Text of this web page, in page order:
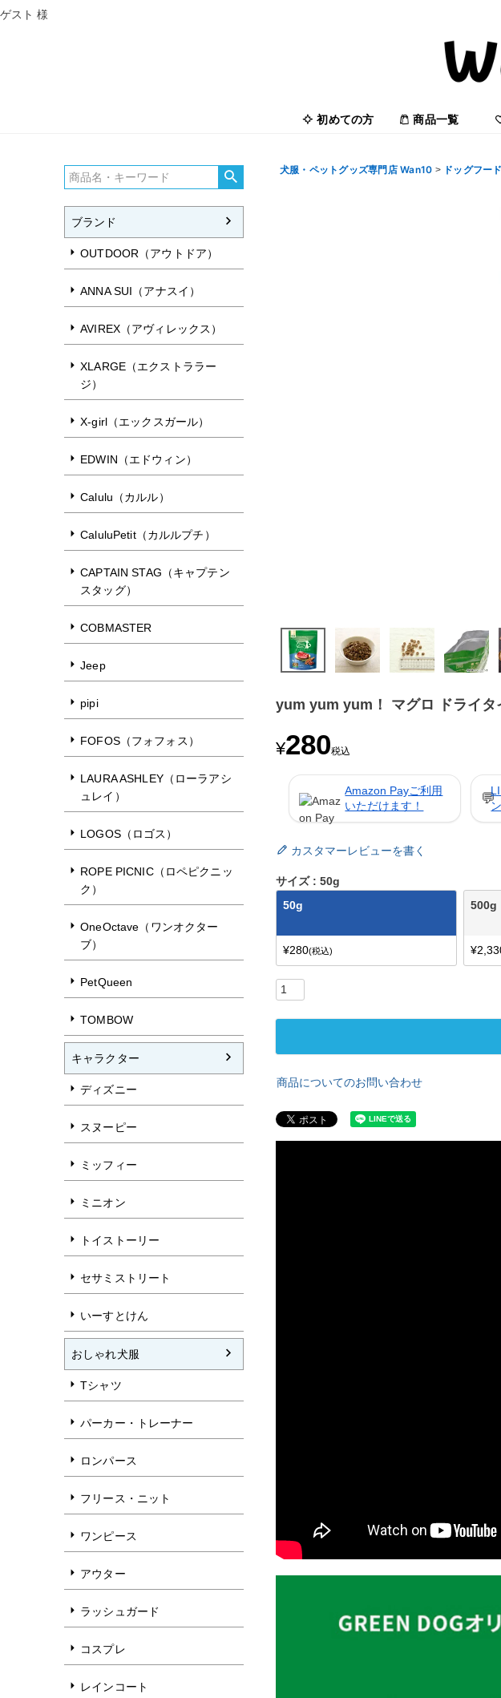
ゲスト 様
初めての方 商品一覧
ブランド
OUTDOOR（アウトドア）
ANNA SUI（アナスイ）
AVIREX（アヴィレックス）
XLARGE（エクストララー
ジ）
X-girl（エックスガール）
EDWIN（エドウィン）
Calulu（カルル）
CaluluPetit（カルルプチ）
CAPTAIN STAG（キャプテン
スタッグ）
COBMASTER
Jeep
pipi
FOFOS（フォフォス）
LAURA ASHLEY（ローラアシ
ュレイ）
LOGOS（ロゴス）
ROPE PICNIC（ロペピクニッ
ク）
OneOctave（ワンオクター
ブ）
PetQueen
TOMBOW
キャラクター
ディズニー
スヌーピー
ミッフィー
ミニオン
トイストーリー
セサミストリート
いーすとけん
おしゃれ犬服
Tシャツ
パーカー・トレーナー
ロンパース
フリース・ニット
ワンピース
アウター
ラッシュガード
コスプレ
レインコート
犬服・ペットグッズ専門店 Wan10 ドッグフー
yum yum yum！ マグロ ドライタ
¥280税込
Amazon Payご利用
いただけます！
💬
カスタマーレビューを書く
サイズ
50g
50g
¥280 税込
500g
¥
商品についてのお問い合わせ